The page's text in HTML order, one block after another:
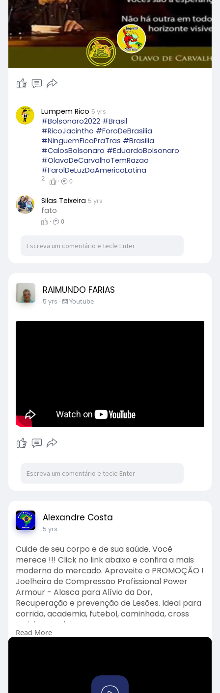
Lumpem Rico 5 yrs
#Bolsonaro2022 #Brasil
#RicoJacintho #ForoDeBrasilia
#NinguemFicaPraTras #Brasilia
#CalosBolsonaro #EduardoBolsonaro
#OlavoDeCarvalhoTemRazao
#FarolDeLuzDaAmericaLatina
2 · 0
Silas Teixeira 5 yrs
fato
· 0
RAIMUNDO FARIAS
5 yrs - Youtube
Alexandre Costa
5 yrs
Cuide de seu corpo e de sua saúde. Você
merece !!! Click no link abaixo e confira a mais
moderna do mercado. Aproveite a PROMOÇÃO !
Joelheira de Compressão Profissional Power
Armour - Alasca para Alívio da Dor,
Recuperação e prevenção de Lesões. Ideal para
corrida, academia, futebol, caminhada, cross
training e volei.
https://amzn.to/2WO7TQF
Read More